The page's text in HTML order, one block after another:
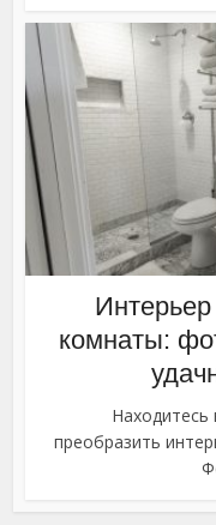
комнаты:
Находитесь
преобразить